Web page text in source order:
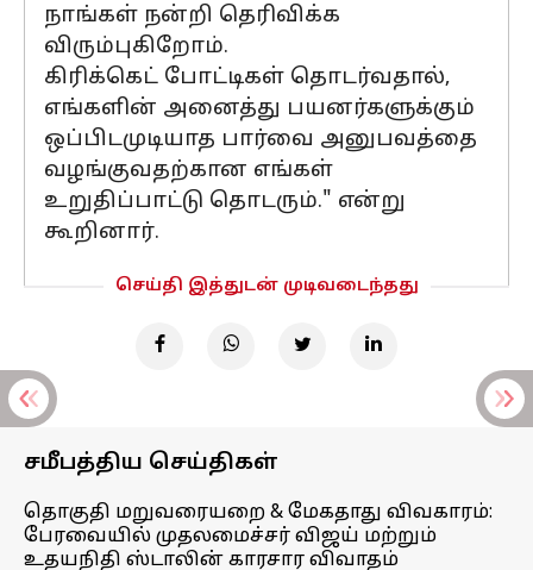
நாங்கள் நன்றி தெரிவிக்க
விரும்புகிறோம்.
கிரிக்கெட் போட்டிகள் தொடர்வதால்,
எங்களின் அனைத்து பயனர்களுக்கும்
ஒப்பிடமுடியாத பார்வை அனுபவத்தை
வழங்குவதற்கான எங்கள்
உறுதிப்பாட்டு தொடரும்." என்று
கூறினார்.
செய்தி இத்துடன் முடிவடைந்தது
சமீபத்திய செய்திகள்
தொகுதி மறுவரையறை & மேகதாது விவகாரம்:
பேரவையில் முதலமைச்சர் விஜய் மற்றும்
உதயநிதி ஸ்டாலின் காரசார விவாதம்